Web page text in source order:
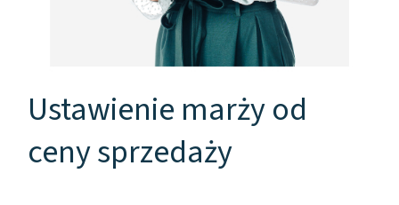
Ustawienie marży od
ceny sprzedaży